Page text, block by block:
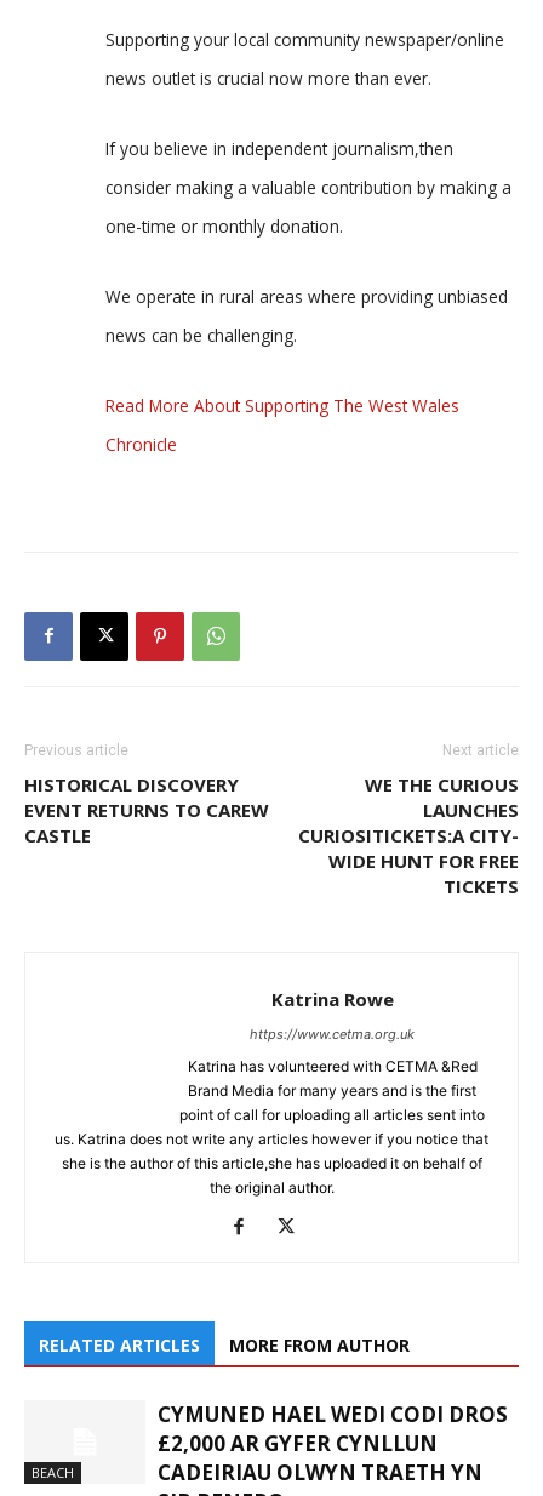
Supporting your local community newspaper/online
news outlet is crucial now more than ever.
If you believe in independent journalism,then
consider making a valuable contribution by making a
one-time or monthly donation.
We operate in rural areas where providing unbiased
news can be challenging.
Read More About Supporting The West Wales
Chronicle
Previous article
HISTORICAL DISCOVERY
EVENT RETURNS TO CAREW
CASTLE
Next article
WE THE CURIOUS
LAUNCHES
CURIOSITICKETS:A CITY-
WIDE HUNT FOR FREE
TICKETS
Katrina Rowe
https://www.cetma.org.uk
Katrina has volunteered with CETMA &Red
Brand Media for many years and is the first
point of call for uploading all articles sent into
us. Katrina does not write any articles however if you notice that
she is the author of this article,she has uploaded it on behalf of
the original author.
RELATED ARTICLES MORE FROM AUTHOR
BEACH
CYMUNED HAEL WEDI CODI DROS
£2,000 AR GYFER CYNLLUN
CADEIRIAU OLWYN TRAETH YN